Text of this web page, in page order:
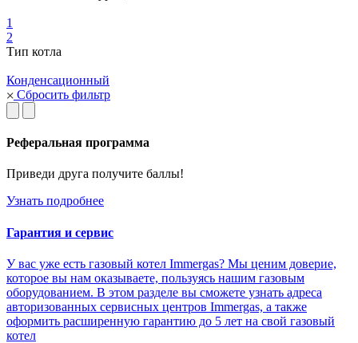
1
2
Тип котла
Конденсационный
Сбросить фильтр
Реферальная программа
Приведи друга получите баллы!
Узнать подробнее
Гарантия и сервис
У вас уже есть газовый котел Immergas? Мы ценим доверие,
которое вы нам оказываете, пользуясь нашим газовым
оборудованием. В этом разделе вы сможете узнать адреса
авторизованных сервисных центров Immergas, а также
оформить расширенную гарантию до 5 лет на свой газовый
котел